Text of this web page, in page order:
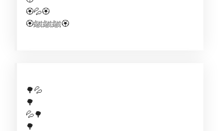
🏵️💦🏵️
🏵️ﷺﷺﷺ🏵
🌳💦
🌳
💦🌳
🌳